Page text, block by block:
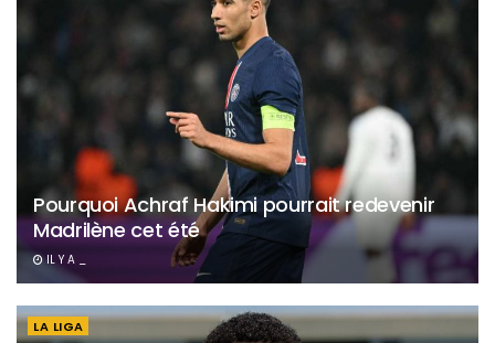
Pourquoi Achraf Hakimi pourrait redevenir
Madrilène cet été
IL Y A _
LA LIGA